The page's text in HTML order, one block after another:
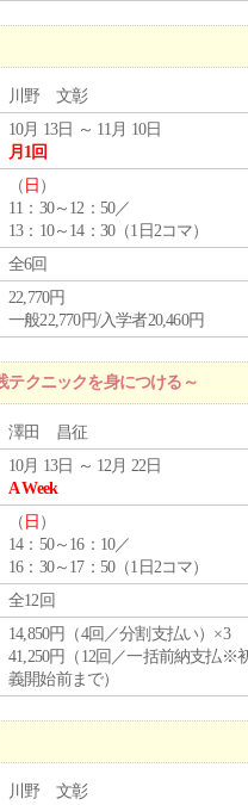
川野 文彰
10月 13日 ～ 11月 10日
月1回
（ 日 ）
11：30～12：50／
13：10～14：30（1日2コマ）
全6回
22,770円
一般22,770円/入学者20,460円
クニックを身につける～
澤田 昌征
10月 13日 ～ 12月 22日
A Week
（ 日 ）
14：50～16：10／
16：30～17：50（1日2コマ）
全12回
14,850円（4回／分割支払い）×3
41,250円（12回／一括前納支払※
義開始前まで）
川野 文彰